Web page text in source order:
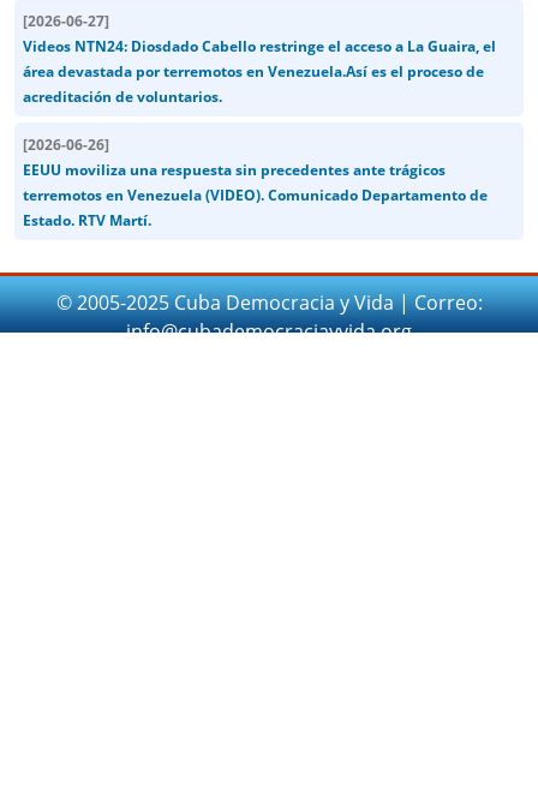
[2026-06-27]
Videos NTN24: Diosdado Cabello restringe el acceso a La Guaira, el
área devastada por terremotos en Venezuela.Así es el proceso de
acreditación de voluntarios.
[2026-06-26]
EEUU moviliza una respuesta sin precedentes ante trágicos
terremotos en Venezuela (VIDEO). Comunicado Departamento de
Estado. RTV Martí.
© 2005-2025 Cuba Democracia y Vida | Correo:
info@cubademocraciayvida.org